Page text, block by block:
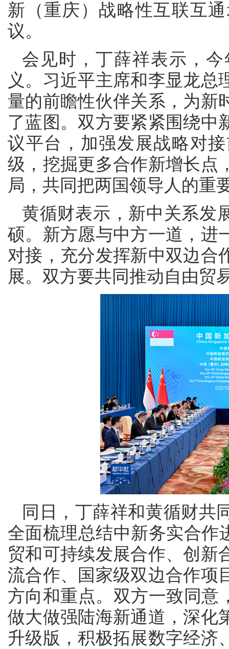
新（重庆）战略性互联互
议。
会见时，丁薛祥表示，
义。习近平主席和李显龙总
量的前瞻性伙伴关系，为新
了蓝图。双方要紧紧围绕中
议平台，加强发展战略对
级，挖掘更多合作新增长点
局，共同把两国领导人的重
黄循财表示，新中关系发
硕。新方愿与中方一道，进
对接，充分发挥新中双边合
展。双方要共同推动自由贸
同日，丁薛祥和黄循财共
全面梳理总结中新务实合作
贸和可持续发展合作、创新
流合作、国家级双边合作项
方向和重点。双方一致同意
做大做强陆海新通道，深化
升级版，积极拓展数字经济